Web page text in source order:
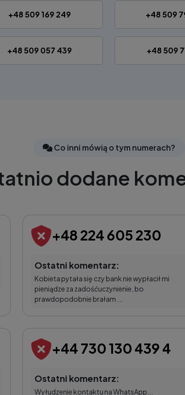
+48 509 169 249 +48 509
+48 509 057 439 +48 509
Co inni mówią o tym numerach?
dodane
+48 224 605 230
Ostatni komentarz:
Kobieta pytała się czy bank nie wypłacił mi
pieniądze za zadośćuczynienie, bo
prawdopodobnie brałam ...
+44 730 130 439 4
Ostatni komentarz:
Wyłudzenie kontaktu na WhatsApp...